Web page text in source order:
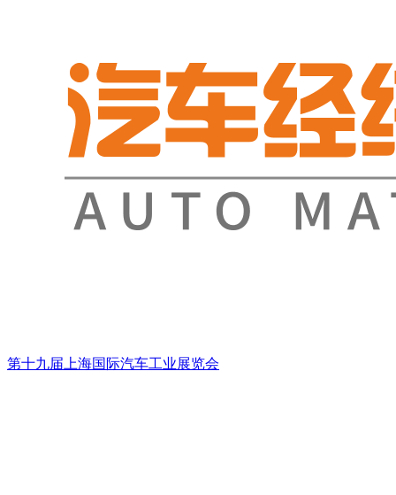
第十九届上海国际汽车工业展览会